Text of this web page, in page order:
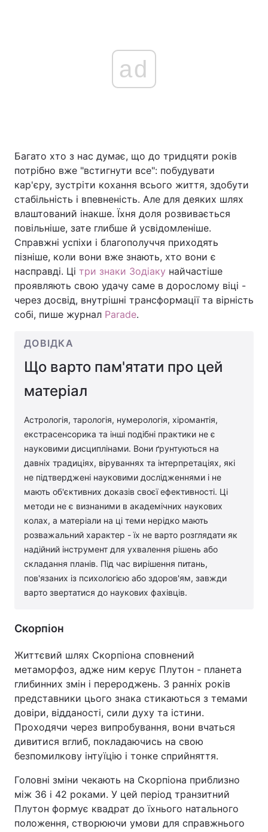
ad
Багато хто з нас думає, що до тридцяти років
потрібно вже "встигнути все": побудувати
кар'єру, зустріти кохання всього життя, здобути
стабільність і впевненість. Але для деяких шлях
влаштований інакше. Їхня доля розвивається
повільніше, зате глибше й усвідомленіше.
Справжні успіхи і благополуччя приходять
пізніше, коли вони вже знають, хто вони є
насправді. Ці три знаки Зодіаку найчастіше
проявляють свою удачу саме в дорослому віці -
через досвід, внутрішні трансформації та вірність
собі, пише журнал Parade.
ДОВІДКА
Що варто пам'ятати про цей
матеріал
Астрологія, тарологія, нумерологія, хіромантія,
екстрасенсорика та інші подібні практики не є
науковими дисциплінами. Вони ґрунтуються на
давніх традиціях, віруваннях та інтерпретаціях, які
не підтверджені науковими дослідженнями і не
мають об'єктивних доказів своєї ефективності. Ці
методи не є визнаними в академічних наукових
колах, а матеріали на ці теми нерідко мають
розважальний характер - їх не варто розглядати як
надійний інструмент для ухвалення рішень або
складання планів. Під час вирішення питань,
пов'язаних із психологією або здоров'ям, завжди
варто звертатися до наукових фахівців.
Скорпіон
Життєвий шлях Скорпіона сповнений
метаморфоз, адже ним керує Плутон - планета
глибинних змін і перероджень. З ранніх років
представники цього знака стикаються з темами
довіри, відданості, сили духу та істини.
Проходячи через випробування, вони вчаться
дивитися вглиб, покладаючись на свою
безпомилкову інтуїцію і тонке сприйняття.
Головні зміни чекають на Скорпіона приблизно
між 36 і 42 роками. У цей період транзитний
Плутон формує квадрат до їхнього натального
положення, створюючи умови для справжнього